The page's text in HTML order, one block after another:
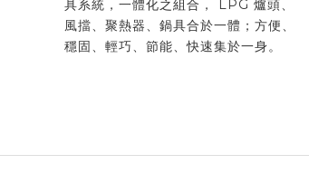
具系統，一體化之組合， LPG 爐頭、
風擋、聚熱器、鍋具合於一體；方便、
穩固、輕巧、節能、快速集於一身。